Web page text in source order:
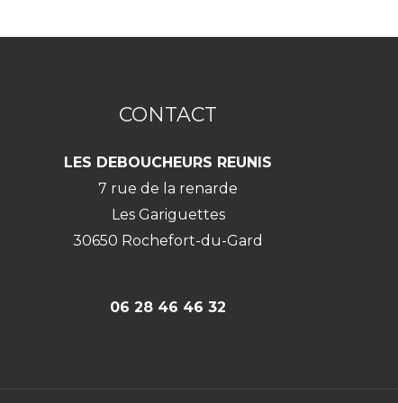
CONTACT
LES DEBOUCHEURS REUNIS
7 rue de la renarde
Les Gariguettes
30650 Rochefort-du-Gard
06 28 46 46 32